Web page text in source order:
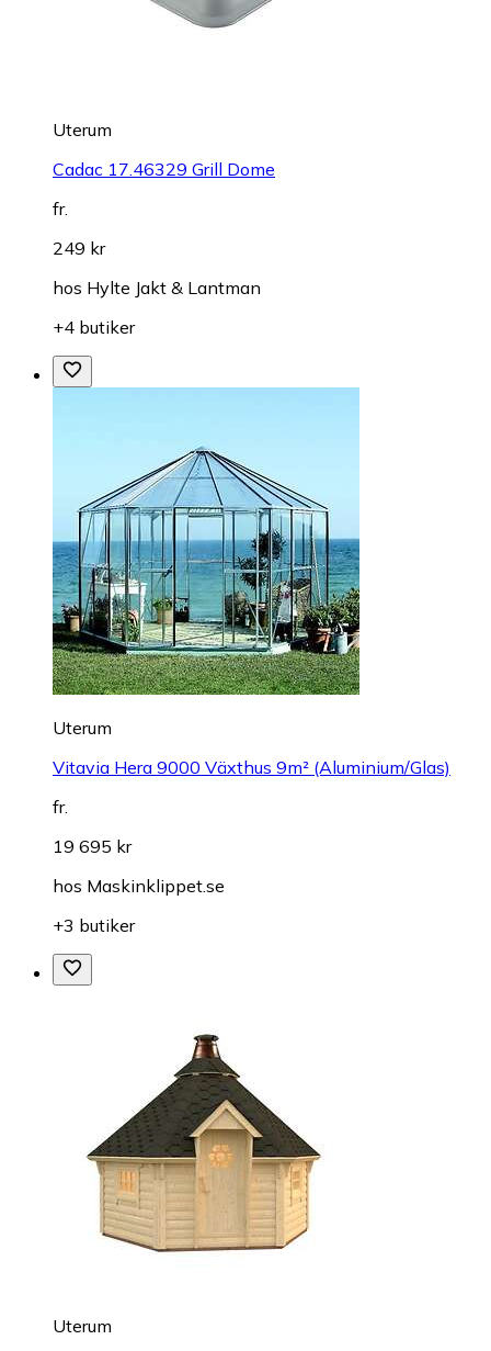
Uterum
Cadac 17.46329 Grill Dome
fr.
249 kr
hos Hylte Jakt & Lantman
+4 butiker
Uterum
Vitavia Hera 9000 Växthus 9m² (Aluminium/Glas)
fr.
19 695 kr
hos Maskinklippet.se
+3 butiker
Uterum